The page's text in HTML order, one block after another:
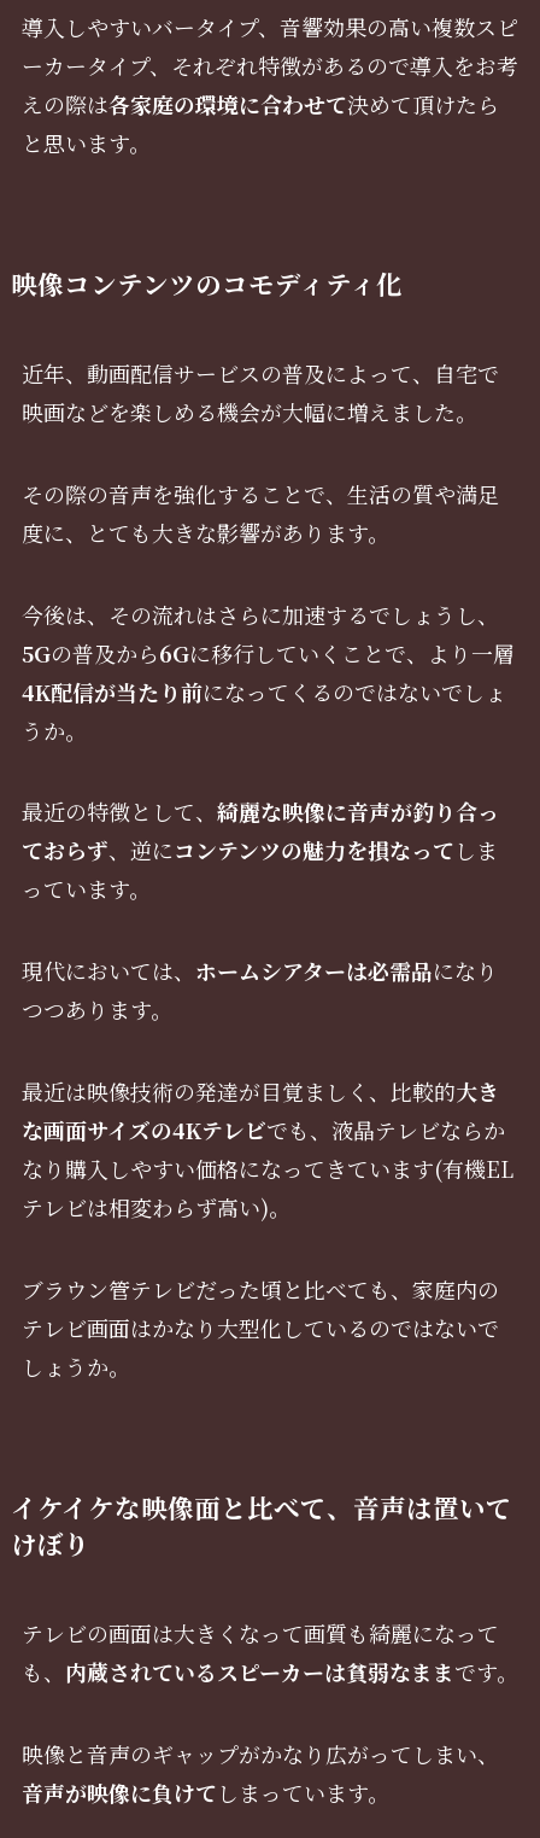
導入しやすいバータイプ、音響効果の高い複数スピ
ーカータイプ、それぞれ特徴があるので導入をお考
えの際は各家庭の環境に合わせて決めて頂けたら
と思います。
映像コンテンツのコモディティ化
近年、動画配信サービスの普及によって、自宅で
映画などを楽しめる機会が大幅に増えました。
その際の音声を強化することで、生活の質や満足
度に、とても大きな影響があります。
今後は、その流れはさらに加速するでしょうし、
5Gの普及から6Gに移行していくことで、より一層
4K配信が当たり前になってくるのではないでしょ
うか。
最近の特徴として、 綺麗な映像に音声が釣り合っ
ておらず、逆にコンテンツの魅力を損なってしま
っています。
現代においては、 ホームシアターは必需品になり
つつあります。
最近は映像技術の発達が目覚ましく、比較的大き
な画面サイズの4Kテレビでも、液晶テレビならか
なり購入しやすい価格になってきています(有機EL
テレビは相変わらず高い)。
ブラウン管テレビだった頃と比べても、家庭内の
テレビ画面はかなり大型化しているのではないで
しょうか。
イケイケな映像面と比べて、音声は置いて
けぼり
テレビの画面は大きくなって画質も綺麗になって
も、 内蔵されているスピーカーは貧弱なままです。
映像と音声のギャップがかなり広がってしまい、
音声が映像に負けてしまっています。